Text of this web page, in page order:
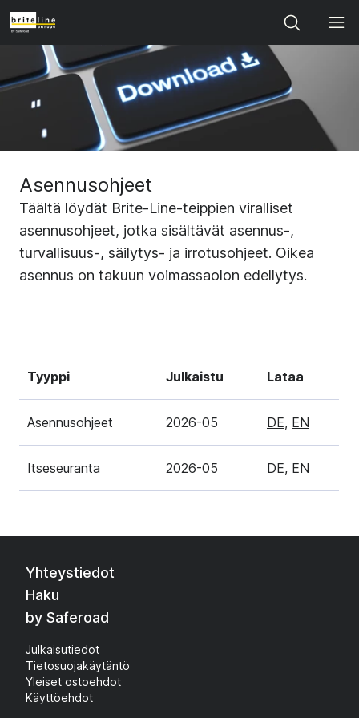
Search
Asennusohjeet
Täältä löydät Brite-Line-teippien viralliset
asennusohjeet, jotka sisältävät asennus-,
turvallisuus-, säilytys- ja irrotusohjeet. Oikea
asennus on takuun voimassaolon edellytys.
Tyyppi Julkaistu Lataa
Asennusohjeet 2026-05 DE, EN
Itseseuranta 2026-05 DE, EN
Yhteystiedot
Haku
by Saferoad
Julkaisutiedot
Tietosuojakäytäntö
Yleiset ostoehdot
Käyttöehdot